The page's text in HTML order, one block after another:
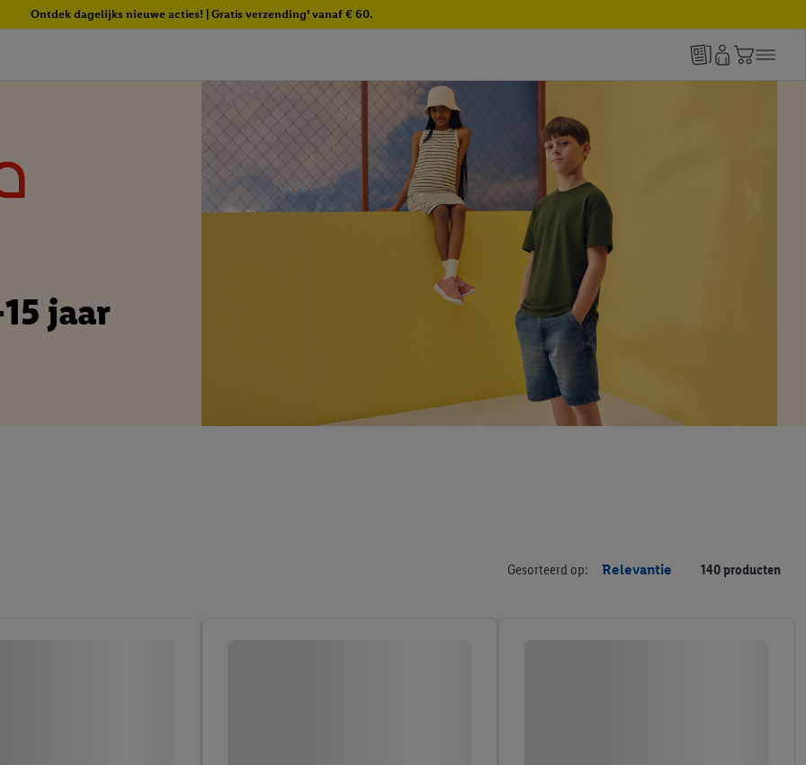
Ontdek dagelijks nieuwe acties! | Gratis verzending¹ vanaf € 60.
jaar
Gesorteerd op: Relevantie 140 producten